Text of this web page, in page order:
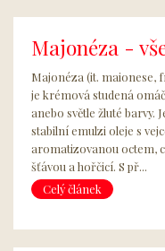
Majonéza -
Majonéza (it. maionese,
je krémová studená
anebo světle žluté barvy.
stabilní emulzi oleje s
aromatizovanou octem,
šťávou a hořčicí. S př...
Celý článek